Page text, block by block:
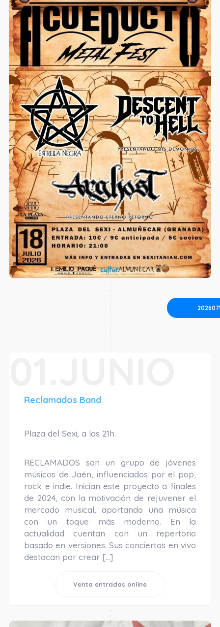
Reclamados Band
Plaza del Sexi, a las 21h.
RECLAMADOS son un grupo de jóvenes
músicos de Jaén, influenciados por el pop,
rock e indie. Inician este proyecto a finales
de 2024, con la motivación de rejuvener el
mercado musical, aportando una música
con un toque más moderno. En la
actualidad cuentan con un repertorio
basado en versiones. Sus conciertos en vivo
destacan por crear […]
Venta entradas online